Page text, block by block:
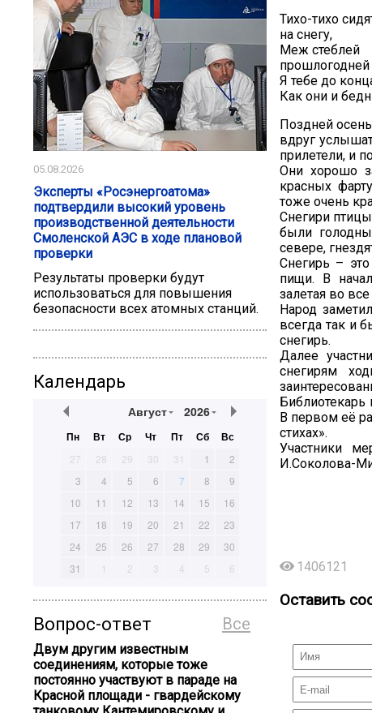
05.08.2026
Эксперты «Росэнергоатома»
подтвердили высокий уровень
производственной деятельности
Смоленской АЭС в ходе плановой
проверки
Результаты проверки будут
использоваться для повышения
безопасности всех атомных станций.
Календарь
Август 2026
Пн Вт Ср Чт Пт Сб Вс
27 28 29 30 31 1
2
3
4 5 6 7 8
9
10
11 12 13 14 15
16
17
18 19 20 21 22
23
24
25 26 27 28 29
30
31
1 2 3 4 5 6
Все
Вопрос-ответ
Двум другим известным
соединениям, которые тоже
постоянно участвуют в параде на
Красной площади - гвардейскому
Тихо-тихо
на снегу,
Меж стеблей
Я тебе до
Как они и
Поздней
вдруг
прилетели, и
Они хорошо
красных
тоже очень
Снегири
были
севере,
Снегирь –
пищи. В
залетая во
Народ
всегда так и
снегирь.
Далее
снегирям
В первом её
стихах».
Участники
И.Соколова-
1406121
Оставить